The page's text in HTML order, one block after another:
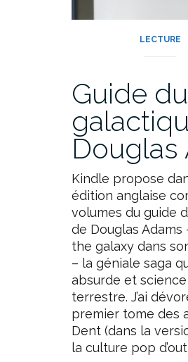
LECTURE
Guide
Douglas
Kindle propose
édition anglaise
volumes du guide
de Douglas Adams
the galaxy dans
– la géniale saga
absurde et
terrestre. J’ai
premier tome des
Dent (dans la
la culture pop